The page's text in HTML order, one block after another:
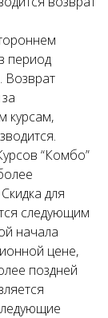
период
Возврат
курсам,
“Комбо”
для
следующим
начала
цене,
поздней